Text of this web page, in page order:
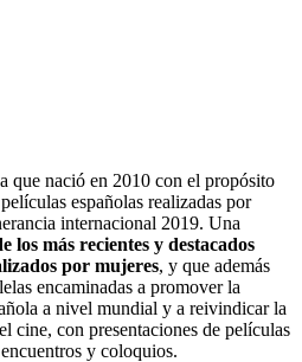
que nació en 2010 con el propósito
españolas realizadas por
internacional 2019. Una
los más recientes y destacados
por mujeres, y que además
encaminadas a promover la
a nivel mundial y a reivindicar la
cine, con presentaciones de películas
y coloquios.